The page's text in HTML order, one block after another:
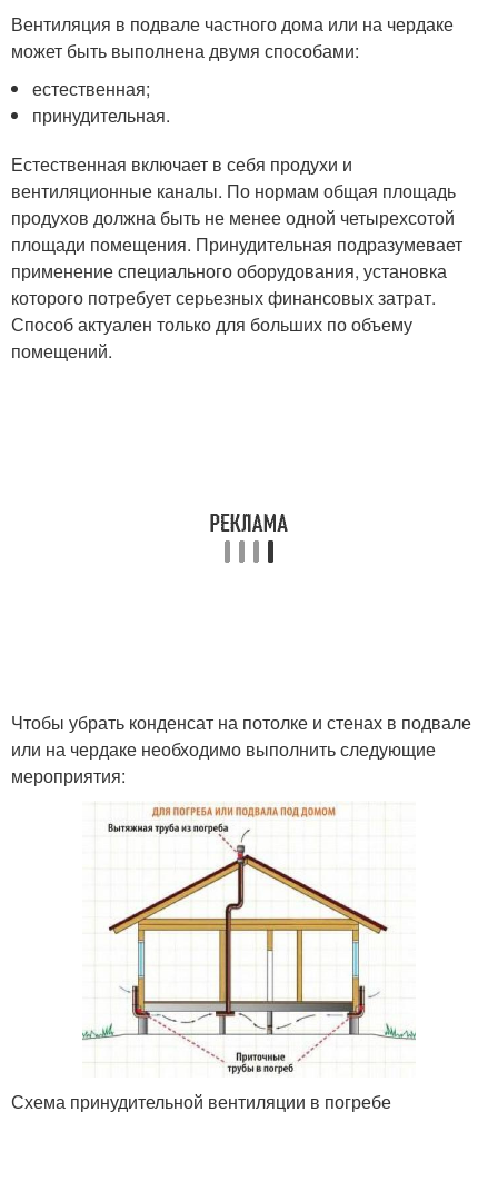
Вентиляция в подвале частного дома или на чердаке
может быть выполнена двумя способами:
естественная;
принудительная.
Естественная включает в себя продухи и
вентиляционные каналы. По нормам общая площадь
продухов должна быть не менее одной четырехсотой
площади помещения. Принудительная подразумевает
применение специального оборудования, установка
которого потребует серьезных финансовых затрат.
Способ актуален только для больших по объему
помещений.
Чтобы убрать конденсат на потолке и стенах в подвале
или на чердаке необходимо выполнить следующие
мероприятия:
Схема принудительной вентиляции в погребе